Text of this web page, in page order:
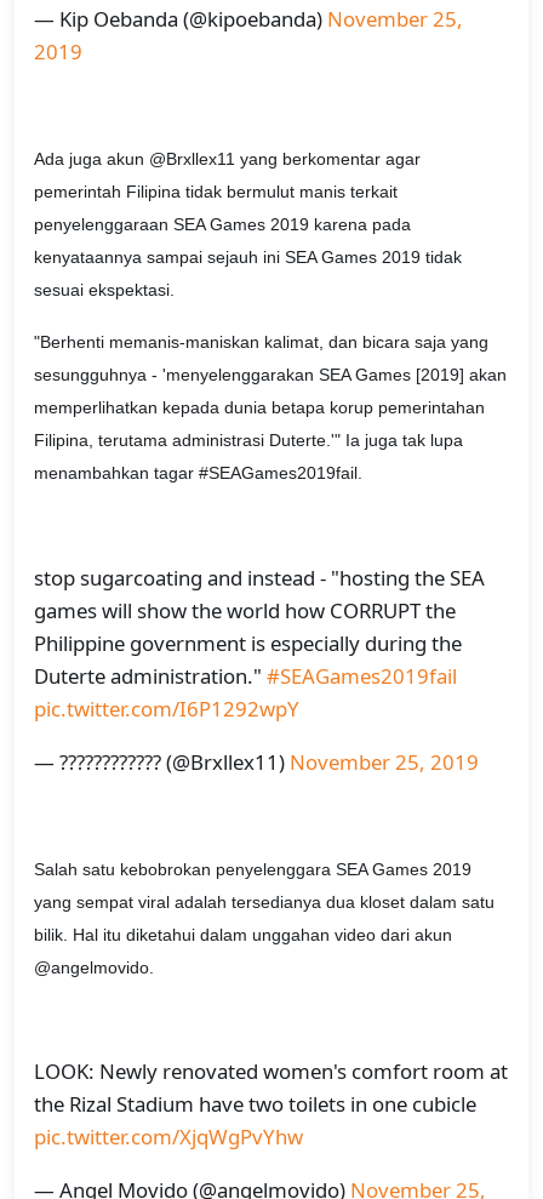
— Kip Oebanda (@kipoebanda) November 25,
2019
Ada juga akun @Brxllex11 yang berkomentar agar
pemerintah Filipina tidak bermulut manis terkait
penyelenggaraan SEA Games 2019 karena pada
kenyataannya sampai sejauh ini SEA Games 2019 tidak
sesuai ekspektasi.
"Berhenti memanis-maniskan kalimat, dan bicara saja yang
sesungguhnya - 'menyelenggarakan SEA Games [2019] akan
memperlihatkan kepada dunia betapa korup pemerintahan
Filipina, terutama administrasi Duterte.'" Ia juga tak lupa
menambahkan tagar #SEAGames2019fail.
stop sugarcoating and instead - "hosting the SEA
games will show the world how CORRUPT the
Philippine government is especially during the
Duterte administration." #SEAGames2019fail
pic.twitter.com/I6P1292wpY
— ???????????? (@Brxllex11) November 25, 2019
Salah satu kebobrokan penyelenggara SEA Games 2019
yang sempat viral adalah tersedianya dua kloset dalam satu
bilik. Hal itu diketahui dalam unggahan video dari akun
@angelmovido.
LOOK: Newly renovated women's comfort room at
the Rizal Stadium have two toilets in one cubicle
pic.twitter.com/XjqWgPvYhw
— Angel Movido (@angelmovido) November 25,